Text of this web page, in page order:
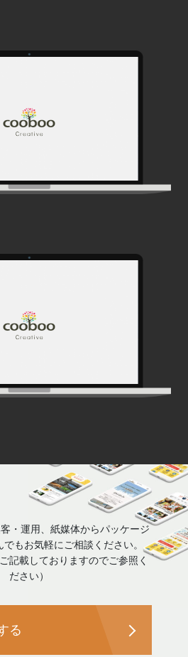
・運用、紙媒体からパッケージ
もお気軽にご相談ください。
記載しておりますのでご参照く
ださい）
る